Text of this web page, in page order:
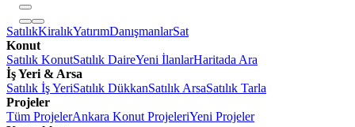
SatılıkKiralıkYatırımDanışmanlarSat
Konut
Satılık KonutSatılık DaireYeni İlanlarHaritada Ara
İş Yeri & Arsa
Satılık İş YeriSatılık DükkanSatılık ArsaSatılık Tarla
Projeler
Tüm ProjelerAnkara Konut ProjeleriYeni Projeler